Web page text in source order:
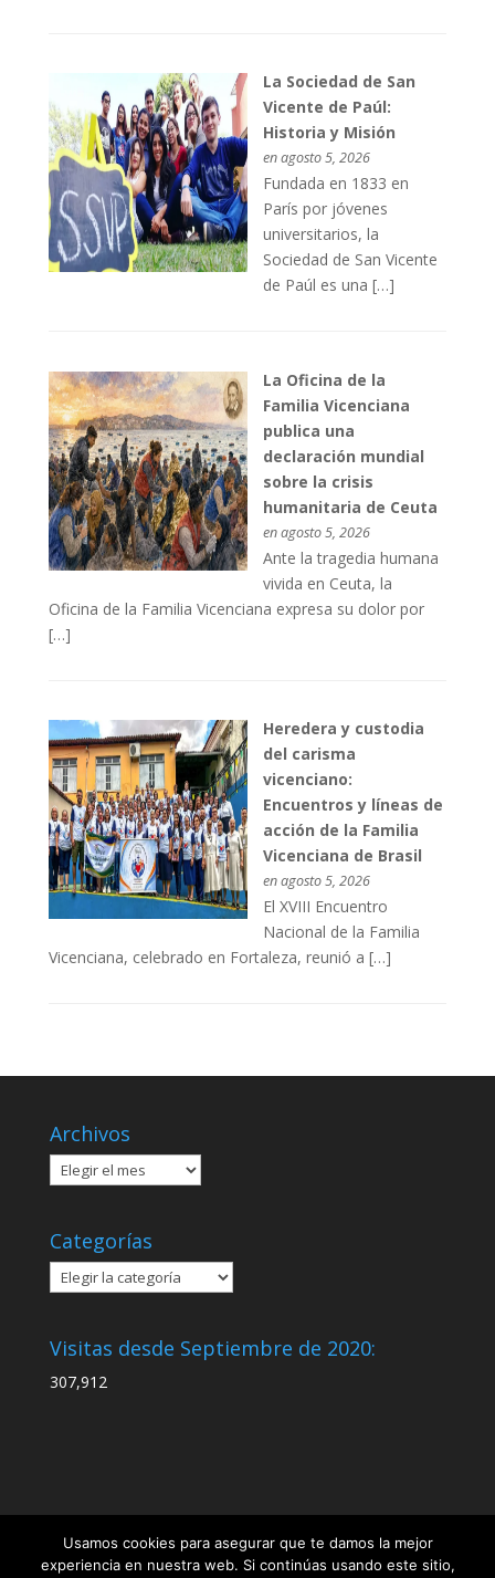
La Sociedad de San
Vicente de Paúl:
Historia y Misión
en agosto 5, 2026
Fundada en 1833 en
París por jóvenes
universitarios, la
Sociedad de San Vicente
de Paúl es una […]
La Oficina de la
Familia Vicenciana
publica una
declaración mundial
sobre la crisis
humanitaria de Ceuta
en agosto 5, 2026
Ante la tragedia humana
vivida en Ceuta, la
Oficina de la Familia Vicenciana expresa su dolor por
[…]
Heredera y custodia
del carisma
vicenciano:
Encuentros y líneas de
acción de la Familia
Vicenciana de Brasil
en agosto 5, 2026
El XVIII Encuentro
Nacional de la Familia
Vicenciana, celebrado en Fortaleza, reunió a […]
Archivos
Archivos
Categorías
Categorías
Visitas desde Septiembre de 2020:
307,912
Usamos cookies para asegurar que te damos la mejor
experiencia en nuestra web. Si continúas usando este sitio,